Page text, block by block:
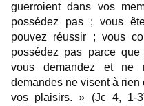
guerroient dans vos
possédez pas ; vous
pouvez réussir ; vous
possédez pas parce
vous demandez et ne
demandes ne visent à
vos plaisirs. » (Jc 4, 1-